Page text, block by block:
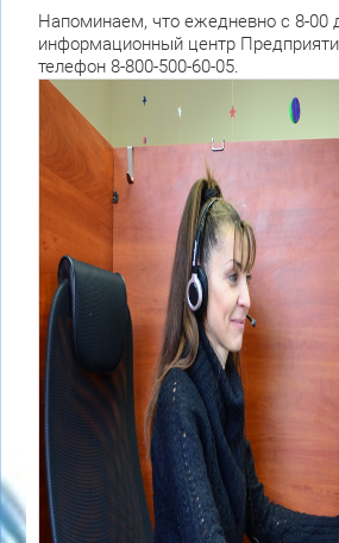
Напоминаем, что ежедневно с 8-00
информационный центр
телефон 8-800-500-60-05.